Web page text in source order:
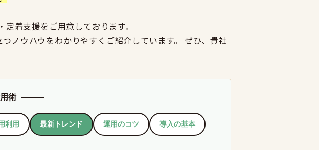
着支援をご用意しております。
ノウハウをわかりやすくご紹介しています。 ぜひ、貴社
術
利用 最新トレンド 運用のコツ 導入の基本